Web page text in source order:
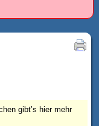
gibt’s hier mehr